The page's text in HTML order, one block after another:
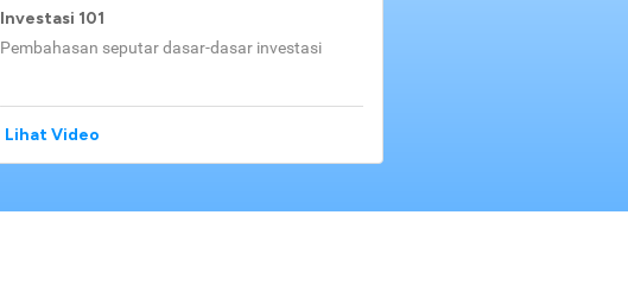
Investasi 101
Pembahasan seputar dasar-dasar investasi
Lihat Video